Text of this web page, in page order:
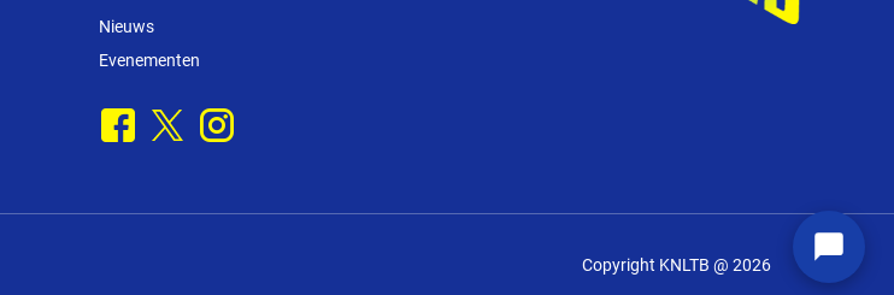
Nieuws
Evenementen
Facebook
X Instagram
Copyright KNLTB @ 2026